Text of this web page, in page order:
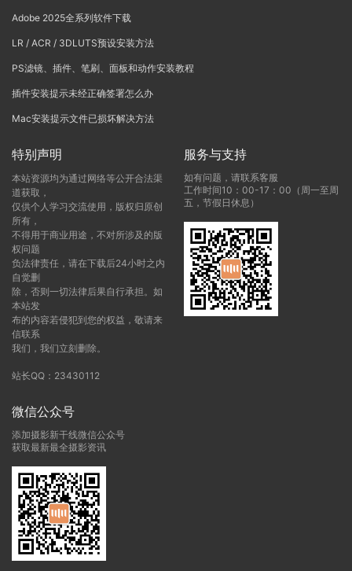
Adobe 2025全系列软件下载
LR / ACR / 3DLUTS预设安装方法
PS滤镜、插件、笔刷、面板和动作安装教程
插件安装提示未经正确签署怎么办
Mac安装提示文件已损坏解决方法
特别声明
本站资源均为通过网络等公开合法渠
道获取，
仅供个人学习交流使用，版权归原创
所有，
不得用于商业用途，不对所涉及的版
权问题
负法律责任，请在下载后24小时之内
自觉删
除，否则一切法律后果自行承担。如
本站发
布的内容若侵犯到您的权益，敬请来
信联系
我们，我们立刻删除。
站长QQ：23430112
服务与支持
如有问题，请联系客服
工作时间10：00-17：00（周一至周
五，节假日休息）
微信公众号
添加摄影新干线微信公众号
获取最新最全摄影资讯